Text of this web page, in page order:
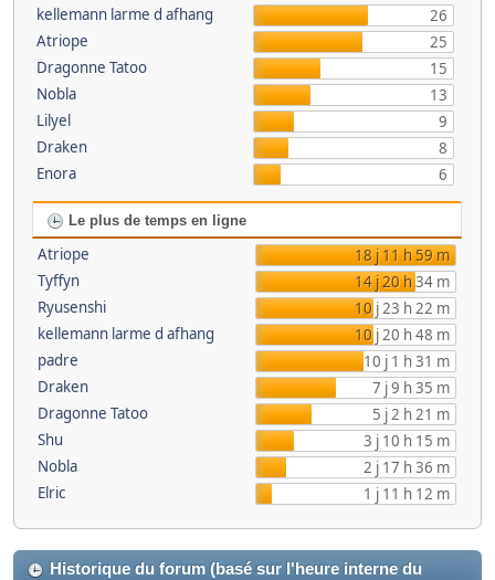
kellemann larme d afhang
26
Atriope
25
Dragonne Tatoo
15
Nobla
13
Lilyel
9
Draken
8
Enora
6
Le plus de temps en ligne
Atriope
18 j 11 h 59 m
Tyffyn
14 j 20 h 34 m
Ryusenshi
10 j 23 h 22 m
kellemann larme d afhang
10 j 20 h 48 m
padre
10 j 1 h 31 m
Draken
7 j 9 h 35 m
Dragonne Tatoo
5 j 2 h 21 m
Shu
3 j 10 h 15 m
Nobla
2 j 17 h 36 m
Elric
1 j 11 h 12 m
Historique du forum (basé sur l'heure interne du